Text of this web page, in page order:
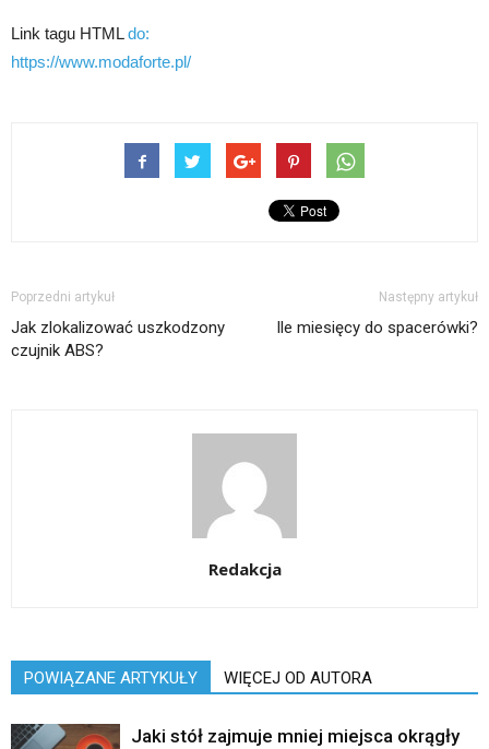
Link tagu HTMLdo:
https://www.modaforte.pl/
Poprzedni artykuł
Jak zlokalizować uszkodzony
czujnik ABS?
Następny artykuł
Ile miesięcy do spacerówki?
Redakcja
POWIĄZANE ARTYKUŁY WIĘCEJ OD AUTORA
Jaki stół zajmuje mniej miejsca okrągły